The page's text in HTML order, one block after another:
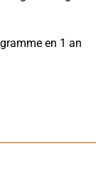
en 1 an